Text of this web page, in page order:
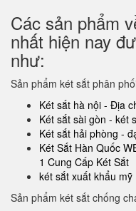
Các sản phẩm
nhất hiện nay
như:
Sản phẩm két sắt phân
Két sắt hà nội - Địa
Két sắt sài gòn - két
Két sắt hải phòng -
Két Sắt Hàn Quốc
1 Cung Cấp Két Sắt
két sắt xuất khẩu mỹ
Sản phẩm két sắt chống